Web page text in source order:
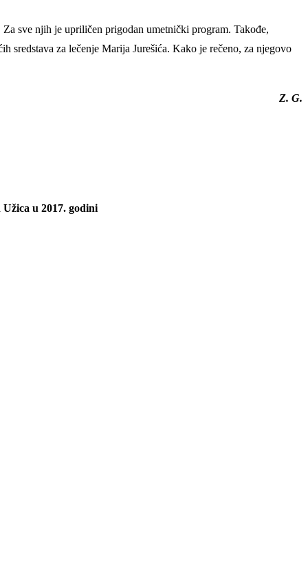
sve njih je upriličen prigodan umetnički program. Takođe,
sredstava za lečenje Marija Jurešića. Kako je rečeno, za njegovo
Z. G.
u 2017. godini